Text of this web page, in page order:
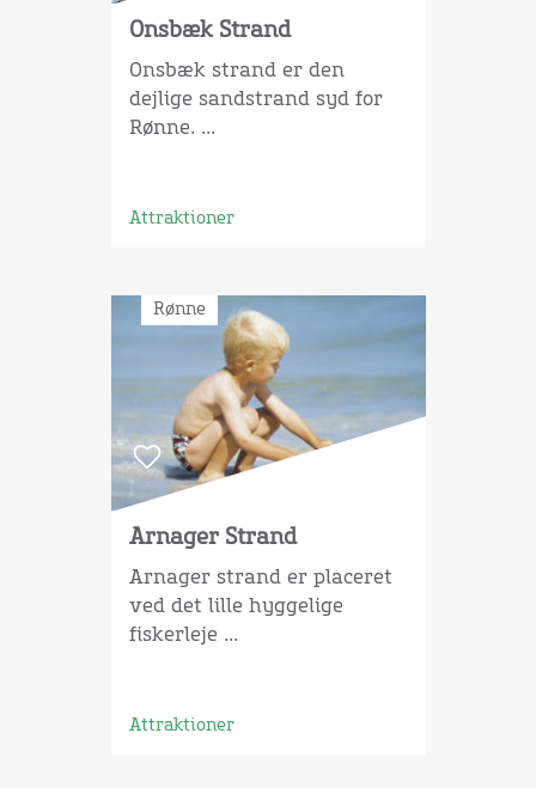
Onsbæk Strand
Onsbæk strand er den
dejlige sandstrand syd for
Rønne. ...
Attraktioner
Rønne
Arnager Strand
Arnager strand er placeret
ved det lille hyggelige
fiskerleje ...
Attraktioner